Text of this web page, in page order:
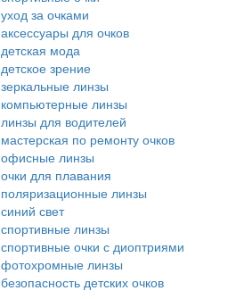
уход за очками
аксессуары для очков
детская мода
детское зрение
зеркальные линзы
компьютерные линзы
линзы для водителей
мастерская по ремонту очков
офисные линзы
очки для плавания
поляризационные линзы
синий свет
спортивные линзы
спортивные очки с диоптриями
фотохромные линзы
безопасность детских очков